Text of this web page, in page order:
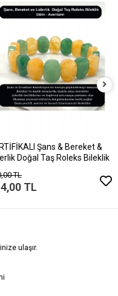
Şans & Bereket &
Doğal Taş Roleks Bileklik
TL
TL
ulaşır.